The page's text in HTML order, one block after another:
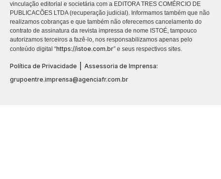
vinculação editorial e societária com a EDITORA TRES COMÉRCIO DE
PUBLICACÕES LTDA (recuperação judicial). Informamos também que não
realizamos cobranças e que também não oferecemos cancelamento do
contrato de assinatura da revista impressa de nome ISTOÉ, tampouco
autorizamos terceiros a fazê-lo, nos responsabilizamos apenas pelo
conteúdo digital “https://istoe.com.br” e seus respectivos sites.
Política de Privacidade
Assessoria de Imprensa:
grupoentre.imprensa@agenciafr.com.br